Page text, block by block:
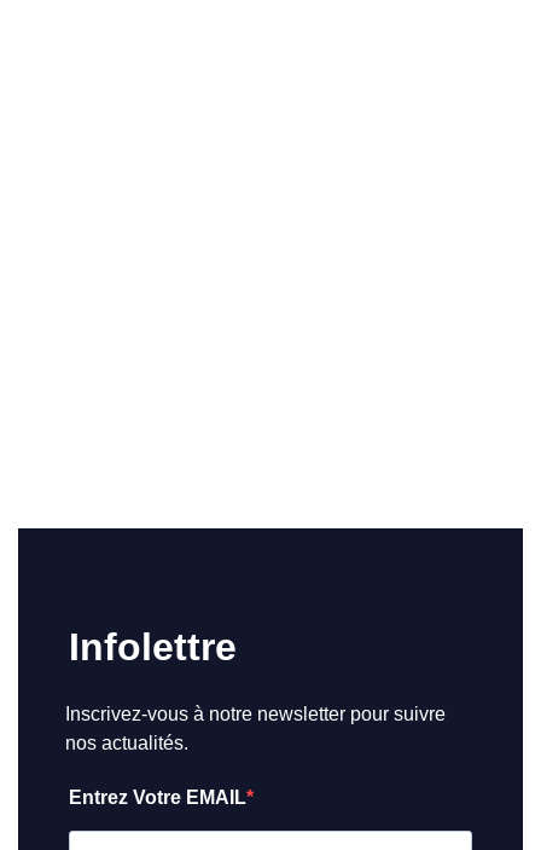
Infolettre
Inscrivez-vous à notre newsletter pour suivre
nos actualités.
Entrez Votre EMAIL